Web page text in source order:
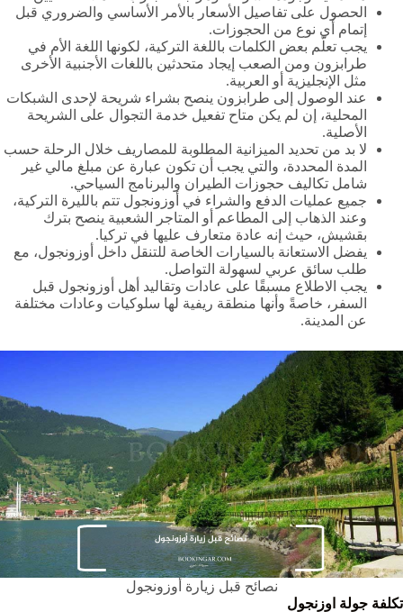
الحصول على تفاصيل الأسعار بالأمر الأساسي والضروري قبل
إتمام أي نوع من الحجوزات.
يجب تعلّم بعض الكلمات باللغة التركية، لكونها اللغة الأم في
طرابزون ومن الصعب إيجاد متحدثين باللغات الأجنبية الأخرى
مثل الإنجليزية أو العربية.
عند الوصول إلى طرابزون ينصح بشراء شريحة لإحدى الشبكات
المحلية، إن لم يكن متاح تفعيل خدمة التجوال على الشريحة
الأصلية.
لا بد من تحديد الميزانية المطلوبة للمصاريف خلال الرحلة حسب
المدة المحددة، والتي يجب أن تكون عبارة عن مبلغ مالي غير
شامل تكاليف حجوزات الطيران والبرنامج السياحي.
جميع عمليات الدفع والشراء في أوزونجول تتم بالليرة التركية،
وعند الذهاب إلى المطاعم أو المتاجر الشعبية ينصح بترك
بقشيش، حيث إنه عادة متعارف عليها في تركيا.
يفضل الاستعانة بالسيارات الخاصة للتنقل داخل أوزونجول، مع
طلب سائق عربي لسهولة التواصل.
يجب الاطلاع مسبقًا على عادات وتقاليد أهل أوزونجول قبل
السفر، خاصةً وأنها منطقة ريفية لها سلوكيات وعادات مختلفة
عن المدينة.
نصائح قبل زيارة أوزونجول
تكلفة جولة اوزنجول